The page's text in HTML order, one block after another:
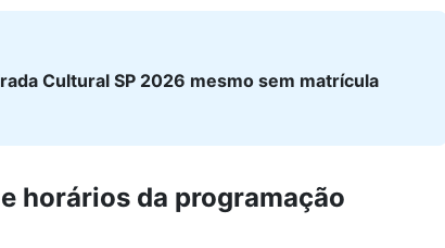
Cultural SP 2026 mesmo sem matrícula
horários da programação